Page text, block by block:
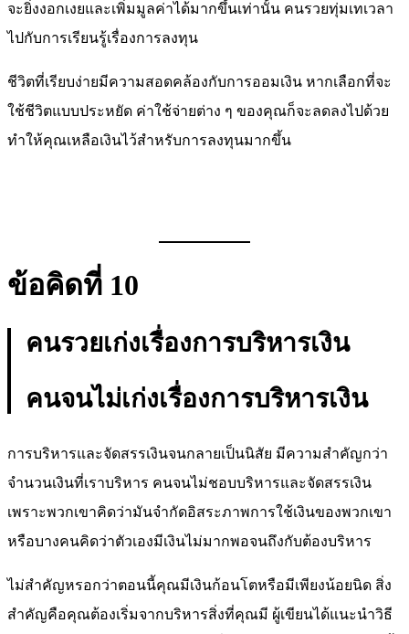
จะยิ่งงอกเงยและเพิ่มมูลค่าได้มากขึ้นเท่านั้น คนรวยทุ่มเทเวลา
ไปกับการเรียนรู้เรื่องการลงทุน
ชีวิตที่เรียบง่ายมีความสอดคล้องกับการออมเงิน หากเลือกที่จะ
ใช้ชีวิตแบบประหยัด ค่าใช้จ่ายต่าง ๆ ของคุณก็จะลดลงไปด้วย
ทำให้คุณเหลือเงินไว้สำหรับการลงทุนมากขึ้น
ข้อคิดที่ 10
คนรวยเก่งเรื่องการบริหารเงิน
คนจนไม่เก่งเรื่องการบริหารเงิน
การบริหารและจัดสรรเงินจนกลายเป็นนิสัย มีความสำคัญกว่า
จำนวนเงินที่เราบริหาร คนจนไม่ชอบบริหารและจัดสรรเงิน
เพราะพวกเขาคิดว่ามันจำกัดอิสระภาพการใช้เงินของพวกเขา
หรือบางคนคิดว่าตัวเองมีเงินไม่มากพอจนถึงกับต้องบริหาร
ไม่สำคัญหรอกว่าตอนนี้คุณมีเงินก้อนโตหรือมีเพียงน้อยนิด สิ่ง
สำคัญคือคุณต้องเริ่มจากบริหารสิ่งที่คุณมี ผู้เขียนได้แนะนำวิธี